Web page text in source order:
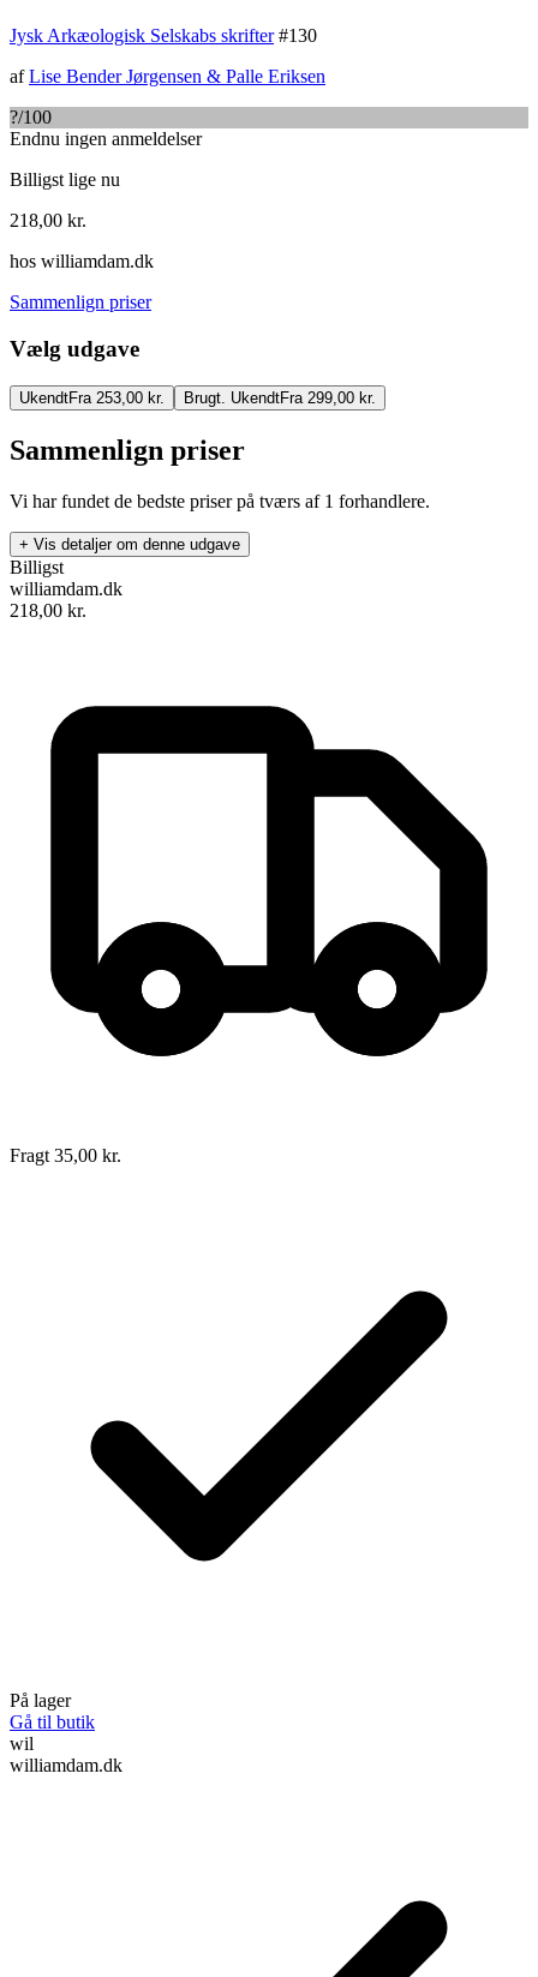
Jysk Arkæologisk Selskabs skrifter #130
afLise Bender Jørgensen & Palle Eriksen
?/100
Endnu ingen anmeldelser
Billigst lige nu
218,00 kr.
hos williamdam.dk
Sammenlign priser
Vælg udgave
UkendtFra 253,00 kr. Brugt. UkendtFra 299,00 kr.
Sammenlign priser
Vi har fundet de bedste priser på tværs af 1 forhandlere.
+ Vis detaljer om denne udgave
Trabjerg
Jysk Arkæologisk Selskab
Udgivet:
2. januar 1
Billigst
williamdam.dk
218,00 kr.
Fragt 35,00 kr.
På lager
Gå til butik
wil
williamdam.dk